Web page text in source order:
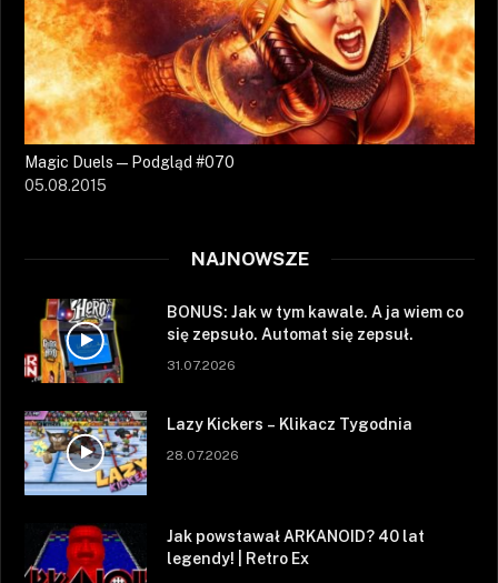
Magic Duels — Podgląd #070
05.08.2015
NAJNOWSZE
BONUS: Jak w tym kawale. A ja wiem co
się zepsuło. Automat się zepsuł.
31.07.2026
Lazy Kickers – Klikacz Tygodnia
28.07.2026
Jak powstawał ARKANOID? 40 lat
legendy! | Retro Ex